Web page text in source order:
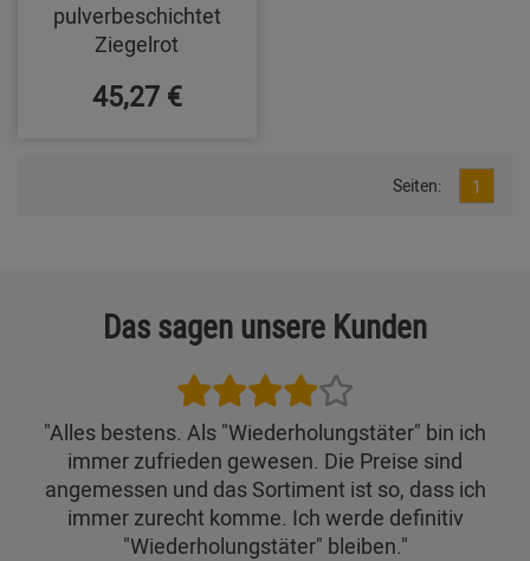
pulverbeschichtet
Ziegelrot
45,27 €
Seiten: 1
Das sagen unsere Kunden
"Alles bestens. Als "Wiederholungstäter" bin ich
immer zufrieden gewesen. Die Preise sind
angemessen und das Sortiment ist so, dass ich
immer zurecht komme. Ich werde definitiv
"Wiederholungstäter" bleiben."